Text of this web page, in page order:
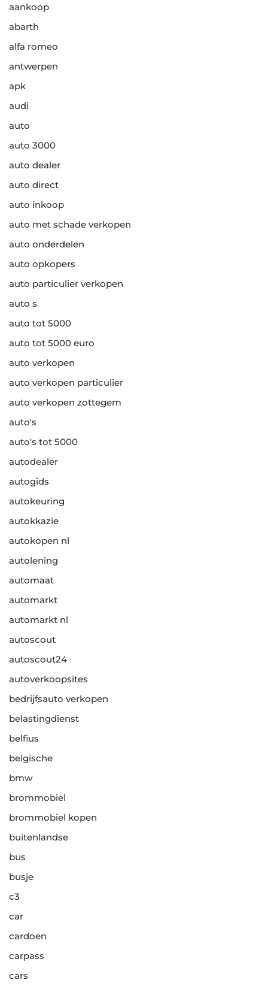
aankoop
abarth
alfa romeo
antwerpen
apk
audi
auto
auto 3000
auto dealer
auto direct
auto inkoop
auto met schade verkopen
auto onderdelen
auto opkopers
auto particulier verkopen
auto s
auto tot 5000
auto tot 5000 euro
auto verkopen
auto verkopen particulier
auto verkopen zottegem
auto's
auto's tot 5000
autodealer
autogids
autokeuring
autokkazie
autokopen nl
autolening
automaat
automarkt
automarkt nl
autoscout
autoscout24
autoverkoopsites
bedrijfsauto verkopen
belastingdienst
belfius
belgische
bmw
brommobiel
brommobiel kopen
buitenlandse
bus
busje
c3
car
cardoen
carpass
cars